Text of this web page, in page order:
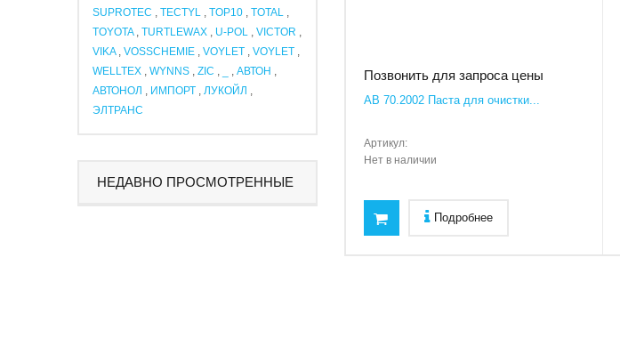
SUPROTEC
TECTYL TOP10 TOTAL
TOYOTA, TURTLEWAX U-POL VICTOR
VIKA, VOSSCHEMIE VOYLET VOYLET
WELLTEX
WYNNS ZIC АВТОН
АВТОНОЛ
ИМПОРТ ЛУКОЙЛ
ЭЛТРАНС
НЕДАВНО ПРОСМОТРЕННЫЕ
Позвонить для запроса цены
AB 70.2002 Паста для очистки...
Артикул:
Нет в наличии
Подробнее